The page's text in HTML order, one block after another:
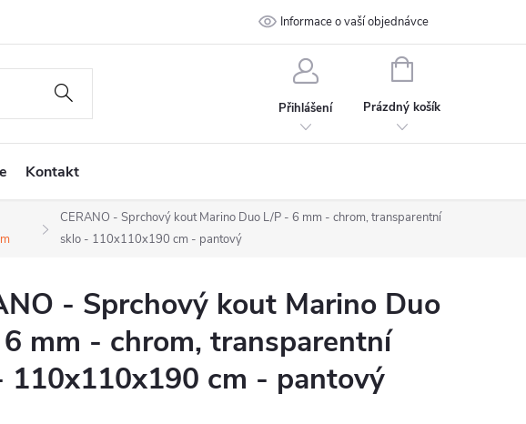
Ochrana osobních údajů Kontakt
Informace o vaší objednávce
Přihlášení
NÁKUPNÍ
Prázdný košík
Kontakt
CERANO - Sprchový kout Marino Duo L/P - 6 mm - chrom, transparentní
sklo - 110x110x190 cm - pantový
- Sprchový kout Marino Duo
mm - chrom, transparentní
110x110x190 cm - pantový